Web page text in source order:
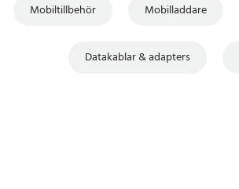
Mobiltillbehör Mobilladdare
Datakablar & adapters